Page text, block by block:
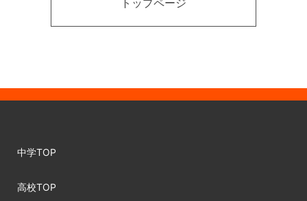
トップページ
中学TOP
高校TOP